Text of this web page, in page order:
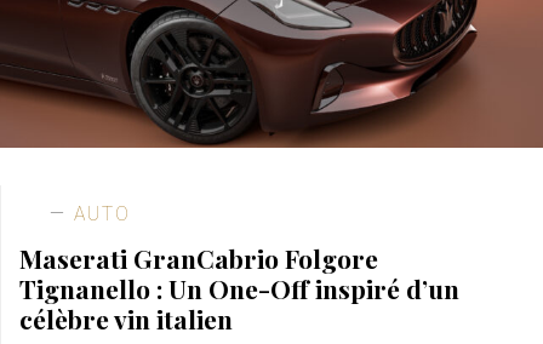
AUTO
Maserati GranCabrio Folgore
Tignanello : Un One-Off inspiré d’un
célèbre vin italien